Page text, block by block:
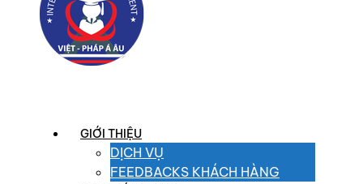
GIỚI THIỆU
DỊCH VỤ
FEEDBACKS KHÁCH HÀNG